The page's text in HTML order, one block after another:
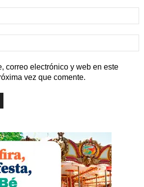
correo electrónico y web en este
vez que comente.